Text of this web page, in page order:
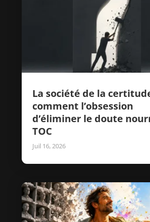
La société de la
comment l’obsession
d’éliminer le doute
TOC
Juil 16, 2026